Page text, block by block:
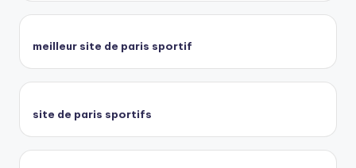
meilleur site de paris sportif
site de paris sportifs